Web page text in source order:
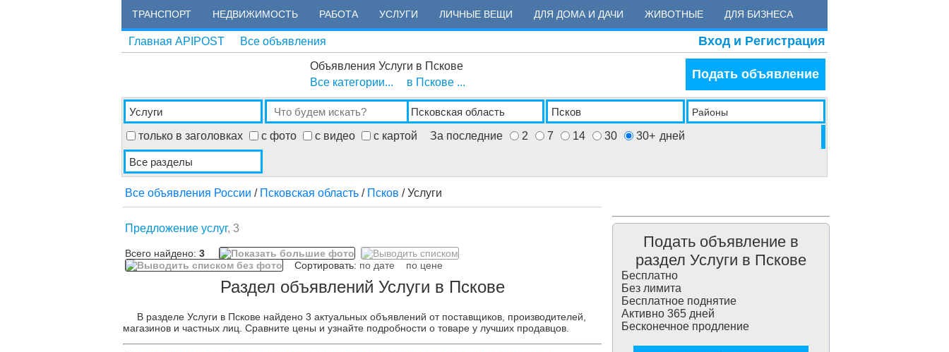
ТРАНСПОРТ НЕДВИЖИМОСТЬ РАБОТА УСЛУГИ ЛИЧНЫЕ ВЕЩИ ДЛЯ ДОМА И ДАЧИ ЖИВОТНЫЕ ДЛЯ БИЗНЕСА
Главная APIPOST Все объявления Вход и Регистрация
Объявления Услуги в Пскове
Все категории...
в Пскове ...
Подать объявление
Районы
только в заголовках с фото с видео с картой За последние 2 7 14 30 30+ дней
Все объявления России / Псковская область / Псков / Услуги
Предложение услуг, 3
Всего найдено: 3
Сортировать: по дате по цене
Раздел объявлений Услуги в Пскове
В разделе Услуги в Пскове найдено 3 актуальных объявлений от поставщиков, производителей,
магазинов и частных лиц. Сравните цены и узнайте подробности о товаре у лучших продавцов.
Подать объявление в
раздел Услуги в Пскове
Бесплатно
Без лимита
Бесплатное поднятие
Активно 365 дней
Бесконечное продление